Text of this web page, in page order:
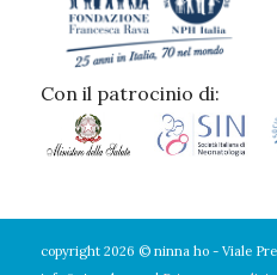
Con il patrocinio di:
copyright 2026 © ninna ho - Viale